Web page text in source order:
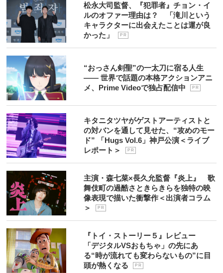
松永大司監督、『犯罪者』チョン・イ
ルのオファー理由は？ 「滝川という
キャラクターに出会えたことは運が良
かった」
P R
“おっさん剣聖”の一太刀に宿る人生
―― 世界で話題の本格アクションアニ
メ、Prime Videoで独占配信中
P R
キタニタツヤがゲストアーティストと
の対バンを通して見せた、“攻めのモー
ド” 「Hugs Vol.6」神戸公演＜ライブ
レポート＞
P R
主演・森七菜×長久允監督『炎上』 歌
舞伎町の過酷さときらきらを独特の映
像表現で描いた衝撃作＜出演者コラム
＞
P R
『トイ・ストーリー５』レビュー
「デジタルVSおもちゃ」の先にあ
る“時が流れても変わらないもの”に目
頭が熱くなる
P R